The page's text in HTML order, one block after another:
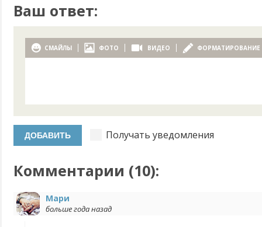
Ваш ответ:
СМАЙЛЫ ФОТО ВИДЕО ФОРМАТИРОВАНИЕ
Получать уведомления
Комментарии (10):
Мари
больше года назад